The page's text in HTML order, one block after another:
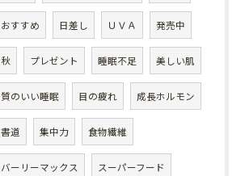
おすすめ 日差し ＵＶＡ 発売中
秋 プレゼント 睡眠不足 美しい肌
質のいい睡眠 目の疲れ 成長ホルモン
書道 集中力 食物繊維
バーリーマックス スーパーフード